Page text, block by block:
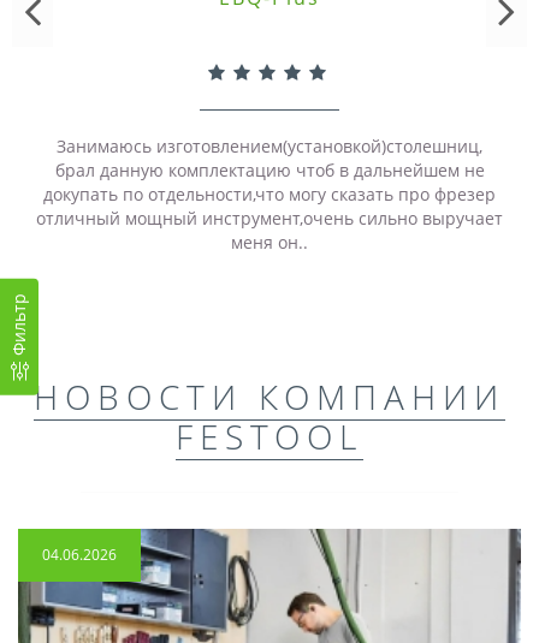
Фильтр
Занимаюсь изготовлением(установкой)столешниц,
брал данную комплектацию чтоб в дальнейшем не
докупать по отдельности,что могу сказать про фрезер
отличный мощный инструмент,очень сильно выручает
меня он..
НОВОСТИ КОМПАНИИ
FESTOOL
04.06.2026